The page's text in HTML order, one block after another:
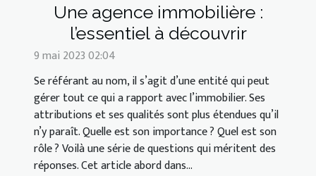
Une agence immobilière :
l’essentiel à découvrir
9 mai 2023 02:04
Se référant au nom, il s’agit d’une entité qui peut
gérer tout ce qui a rapport avec l’immobilier. Ses
attributions et ses qualités sont plus étendues qu’il
n’y paraît. Quelle est son importance ? Quel est son
rôle ? Voilà une série de questions qui méritent des
réponses. Cet article abord dans...